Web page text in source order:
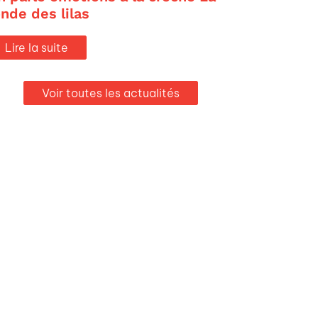
des lilas
Lire la suite
Voir toutes les actualités